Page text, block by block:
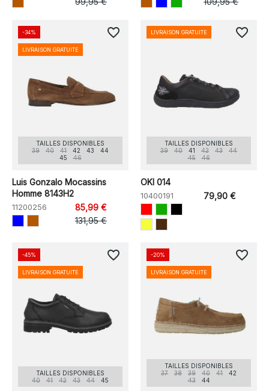
TAILLES DISPONIBLES
39
40 41 42 43
44
45
46
Luis Gonzalo Mocassins
Homme 8143H2
11200256
85,99 €
131,95 €
-34%
LIVRAISON GRATUITE
favorite_border
TAILLES DISPONIBLES
39
40 41 42 43
44
45
46
OKI 014
10400191 79,90 €
LIVRAISON GRATUITE favorite_border
TAILLES DISPONIBLES
40
41 42 43 44 45
-45%
LIVRAISON GRATUITE
favorite_border
TAILLES DISPONIBLES
37
38 39 40 41
42
43
44
-20%
LIVRAISON GRATUITE
favorite_border